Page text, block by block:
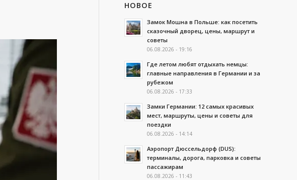
НОВОЕ
Замок Мошна в Польше: как посетить
сказочный дворец, цены, маршрут и
советы
06.08.2026 - 19:16
Где летом любят отдыхать немцы:
главные направления в Германии и за
рубежом
06.08.2026 - 17:33
Замки Германии: 12 самых красивых
мест, маршруты, цены и советы для
поездки
06.08.2026 - 14:14
Аэропорт Дюссельдорф (DUS):
терминалы, дорога, парковка и советы
пассажирам
06.08.2026 - 11:43